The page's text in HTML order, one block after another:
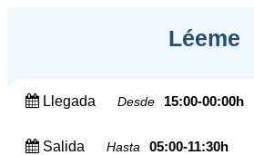
Léeme
Llegada Desde 15:00-00:00h
Salida Hasta 05:00-11:30h